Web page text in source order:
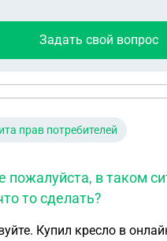
полицию с заявлением.
Задать свой вопрос
прав потребителей
пожалуйста, в таком
то сделать?
Купил кресло в